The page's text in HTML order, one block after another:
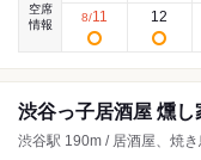
空席
情報
8/11 12
渋谷っ子居酒屋 燻し
渋谷駅 190m / 居酒屋、焼